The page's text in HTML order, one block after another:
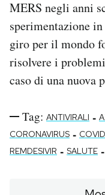
MERS negli anni
sperimentazione
giro per il mondo
risolvere i
caso di una nuova
Tag: ANTIVIRALI -
CORONAVIRUS -
REMDESIVIR - SALUTE -